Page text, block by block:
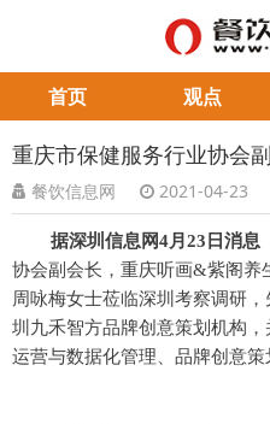
首页 观点
重庆市保健服务行业协会
餐饮信息网 2021-04-23
据深圳信息网4月23日消息
协会副会长，重庆听画&紫阁养
周咏梅女士莅临深圳考察调研
圳九禾智方品牌创意策划机构
运营与数据化管理、品牌创意策